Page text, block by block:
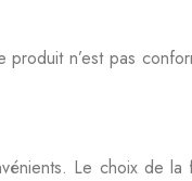
n’est pas
Le choix de